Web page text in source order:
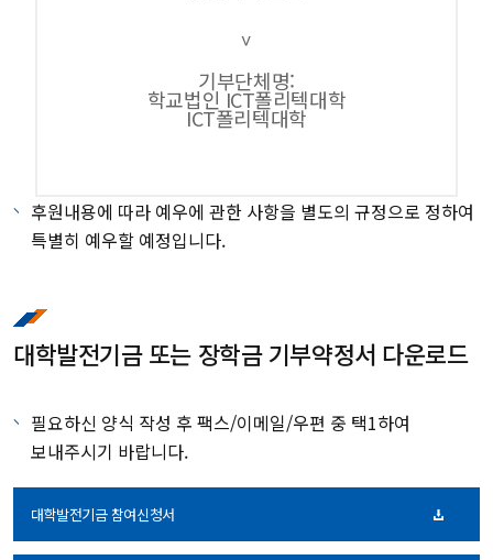
기부단체명:
학교법인 ICT폴리텍대학
ICT폴리텍대학
후원내용에 따라 예우에 관한 사항을 별도의 규정으로 정하여
특별히 예우할 예정입니다.
대학발전기금 또는 장학금 기부약정서 다운로드
필요하신 양식 작성 후 팩스/이메일/우편 중 택1하여
보내주시기 바랍니다.
대학발전기금 참여신청서